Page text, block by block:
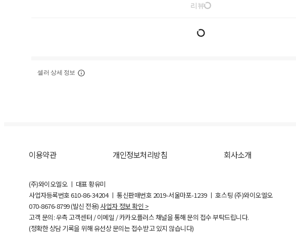
리뷰
셀러 상세 정보
이용약관 개인정보처리방침 회사소개
(주)와이오엘오 ㅣ 대표 황유미
사업자등록번호610-86-34204ㅣ 통신판매번호 2019-서울마포-1239 ㅣ 호스팅 (주)와이오엘오
070-8676-8799 (발신 전용) 사업자 정보 확인 >
고객 문의: 우측 고객센터 / 이메일 / 카카오플러스 채널을 통해 문의 접수 부탁드립니다.
(정확한 상담 기록을 위해 유선상 문의는 접수받고 있지 않습니다)